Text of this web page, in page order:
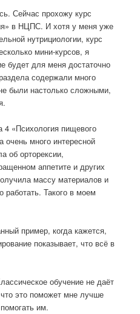
Сейчас прохожу курс
в НЦПС. И хотя у меня уже
нутрициологии, курс
мини-курсов, я
будет для меня достаточно
содержали много
были настолько сложными,
«Психология пищевого
очень много интересной
об орторексии,
аппетите и других
массу материалов и
работать. Такого в моем
пример, когда кажется,
показывает, что всё в
обучение не даёт
это поможет мне лучше
им.